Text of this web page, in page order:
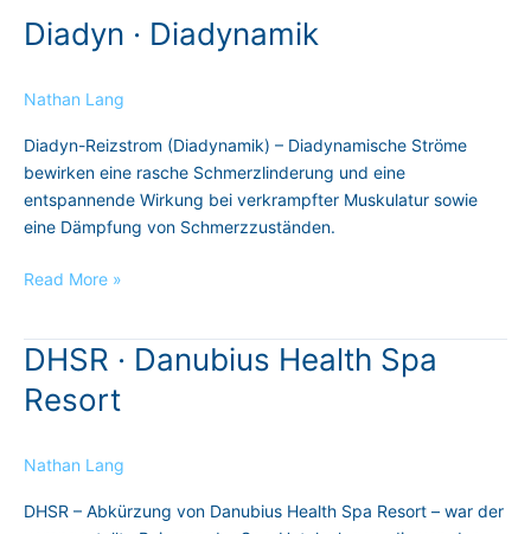
Diadyn · Diadynamik
Nathan Lang
Diadyn-Reizstrom (Diadynamik) – Diadynamische Ströme
bewirken eine rasche Schmerzlinderung und eine
entspannende Wirkung bei verkrampfter Muskulatur sowie
eine Dämpfung von Schmerzzuständen.
Diadynamik
Read More »
DHSR · Danubius Health Spa
Resort
Nathan Lang
DHSR – Abkürzung von Danubius Health Spa Resort – war der
DHSR
Danubius
Spa